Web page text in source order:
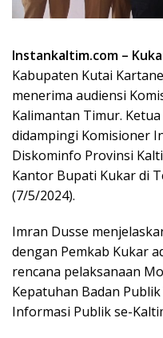
Instankaltim.com –
Kabupaten Kutai
menerima audiensi
Kalimantan Timur.
didampingi Komisioner
Diskominfo Provinsi
Kantor Bupati Kukar di
(7/5/2024).
Imran Dusse
dengan Pemkab Kukar
rencana pelaksanaan
Kepatuhan Badan
Informasi Publik se-